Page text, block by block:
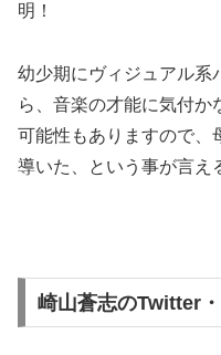
明！
幼少期にヴィジュアル系
ら、音楽の才能に気付か
可能性もありますので、
導いた、という事が言え
崎山蒼志のTwitter